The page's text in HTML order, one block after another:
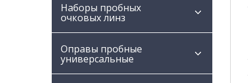
Наборы пробных
очковых линз
Оправы пробные
универсальные